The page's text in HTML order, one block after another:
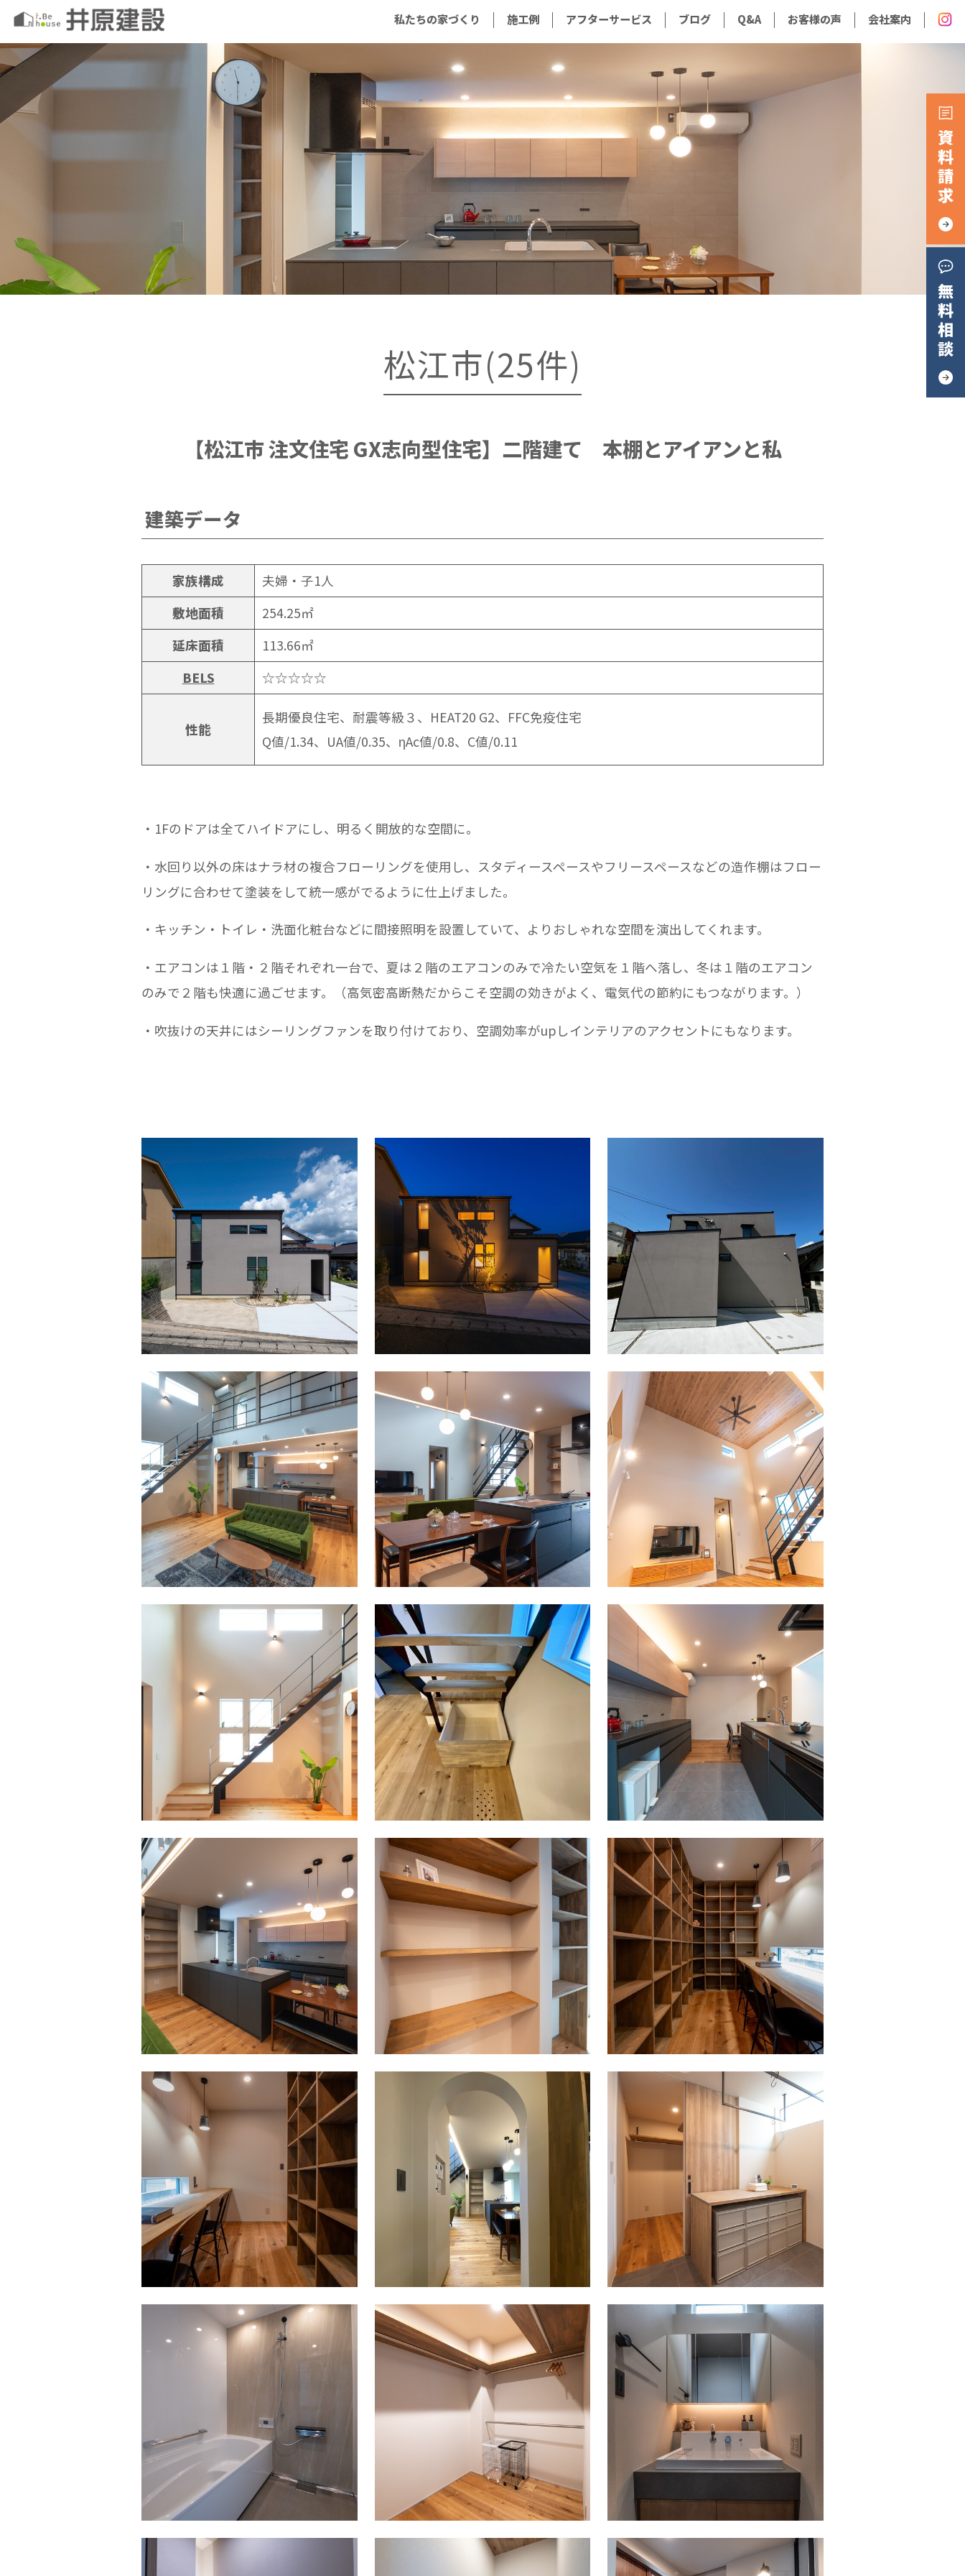
このページの本文へ
私たちの家づくり 施工例 アフターサービス ブログ Q&A お客様の声 会社案内
松江市(25件)
【松江市 注文住宅 GX志向型住宅】二階建て 本棚とアイアンと私
建築データ
家族構成
夫婦・子1人
敷地面積
254.25㎡
延床面積
113.66㎡
BELS
☆☆☆☆☆
性能
長期優良住宅、耐震等級３、HEAT20 G2、FFC免疫住宅
Q値/1.34、UA値/0.35、ηAc値/0.8、C値/0.11
・1Fのドアは全てハイドアにし、明るく開放的な空間に。
・水回り以外の床はナラ材の複合フローリングを使用し、スタディースペースやフリースペースなどの造作棚はフロー
リングに合わせて塗装をして統一感がでるように仕上げました。
・キッチン・トイレ・洗面化粧台などに間接照明を設置していて、よりおしゃれな空間を演出してくれます。
・エアコンは１階・２階それぞれ一台で、夏は２階のエアコンのみで冷たい空気を１階へ落し、冬は１階のエアコン
のみで２階も快適に過ごせます。（高気密高断熱だからこそ空調の効きがよく、電気代の節約にもつながります。）
・吹抜けの天井にはシーリングファンを取り付けており、空調効率がupしインテリアのアクセントにもなります。